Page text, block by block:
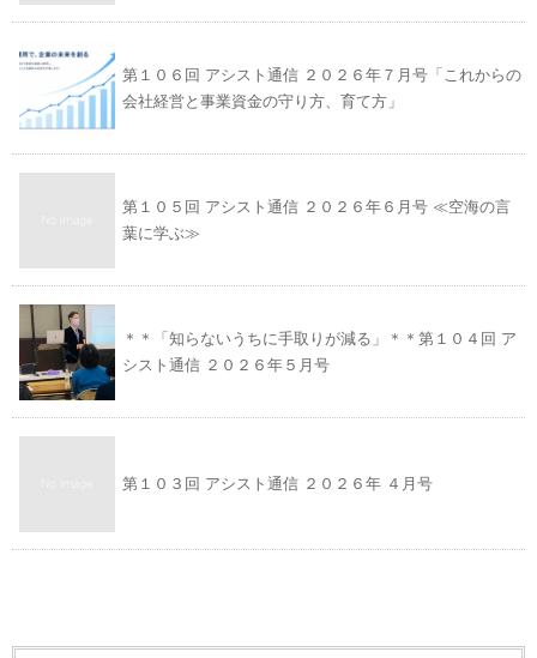
第１０６回 アシスト通信 ２０２６年７月号「これからの
会社経営と事業資金の守り方、育て方」
第１０５回 アシスト通信 ２０２６年６月号 ≪空海の言
葉に学ぶ≫
＊＊「知らないうちに手取りが減る」＊＊第１０４回 ア
シスト通信 ２０２６年５月号
第１０３回 アシスト通信 ２０２６年 ４月号